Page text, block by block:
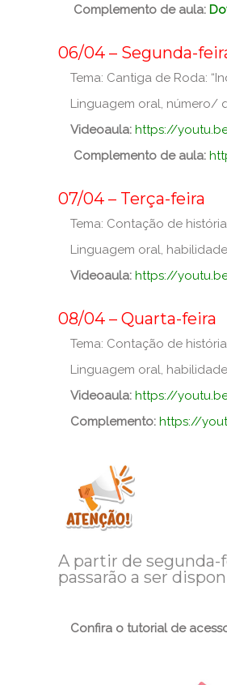
Complemento de aula:
06/04 – Segunda-
Tema: Cantiga de Roda:
Linguagem oral, número/
Videoaula: https://
Complemento de aula:
07/04 – Terça-feira
Tema: Contação de
Linguagem oral,
Videoaula: https://
08/04 – Quarta-feira
Tema: Contação de
Linguagem oral,
Videoaula: https://
Complemento: https://
A partir de segunda-
passarão a ser
Confira o tutorial de